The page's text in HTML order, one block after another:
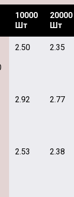
10000
Шт
20000
Шт
2.50 2.35
2.92 2.77
2.53 2.38